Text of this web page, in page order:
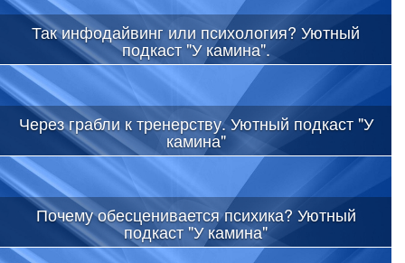
Так инфодайвинг или психология? Уютный
подкаст "У камина".
Через грабли к тренерству. Уютный подкаст "У
камина"
Почему обесценивается психика? Уютный
подкаст "У камина"